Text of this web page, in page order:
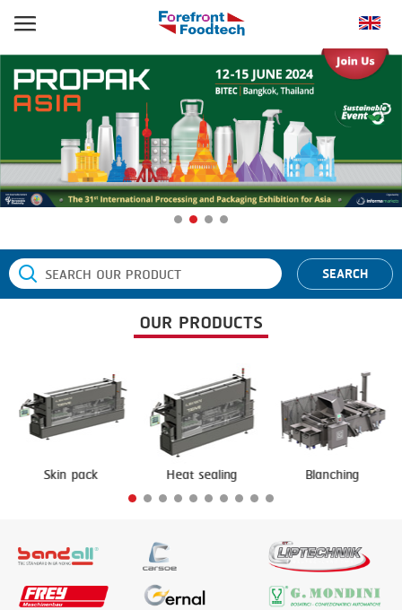
หน้าแรก
ประเภทสินค้า
BANDING
BLANCHING
BOILING
CLIPPING
FRYING
HEAT SEALING
LOADER
MEMBRANING
ยี่ห้อสินค้า
BANDALL
CARSOE
DORIT
GERNAL
KRONEN
ORVED
ข่าว
ติดต่อเรา
SEARCH
OUR PRODUCTS
Skin pack Heat sealing Blanching